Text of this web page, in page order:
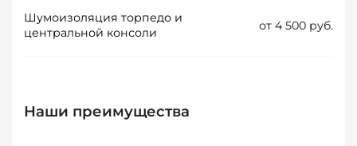
Шумоизоляция торпедо и
центральной консоли
от 4 500 руб.
Наши преимущества